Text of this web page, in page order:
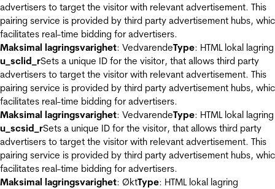
advertisers to target the visitor with relevant advertisement. This
pairing service is provided by third party advertisement hubs,
facilitates real-time bidding for advertisers.
Maksimal lagringsvarighet: VedvarendeType: HTML lokal lagring
u_sclid_rSets a unique ID for the visitor, that allows third party
advertisers to target the visitor with relevant advertisement. This
pairing service is provided by third party advertisement hubs,
facilitates real-time bidding for advertisers.
Maksimal lagringsvarighet: VedvarendeType: HTML lokal lagring
u_scsid_rSets a unique ID for the visitor, that allows third party
advertisers to target the visitor with relevant advertisement. This
pairing service is provided by third party advertisement hubs,
facilitates real-time bidding for advertisers.
Maksimal lagringsvarighet: ØktType: HTML lokal lagring